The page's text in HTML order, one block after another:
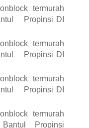
termurah
Propinsi DI
termurah
Propinsi DI
termurah
Propinsi DI
termurah
Bantul
Propinsi